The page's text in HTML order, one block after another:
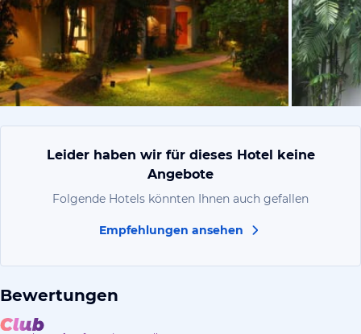
vom
Leider haben wir für dieses Hotel keine
Angebote
Folgende Hotels könnten Ihnen auch gefallen
Empfehlungen ansehen
Bewertungen